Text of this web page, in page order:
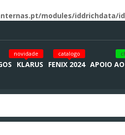
modules/iddrichdata/
KLARUS
novidade
FENIX 2024
catalogo
APOIO